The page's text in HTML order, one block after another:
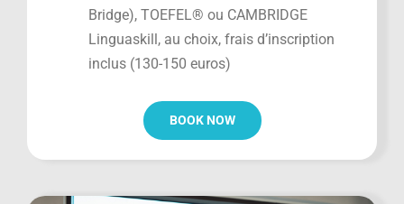
Bridge), TOEFEL® ou CAMBRIDGE
Linguaskill, au choix, frais d’inscription
inclus (130-150 euros)
BOOK NOW